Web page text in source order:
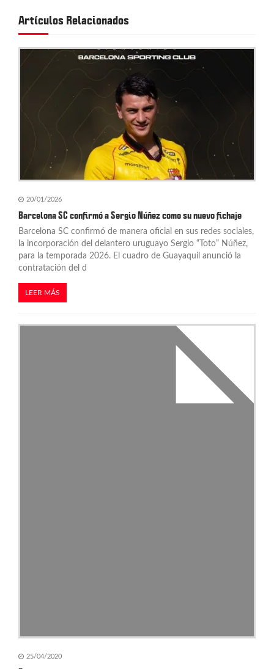
i
ó
t
r
a
d
a
Artículos Relacionados
20/01/2026
Barcelona SC confirmó a Sergio Núñez como su nuevo fichaje
Barcelona SC confirmó de manera oficial en sus redes sociales,
la incorporación del delantero uruguayo Sergio “Toto” Núñez,
para la temporada 2026. El cuadro de Guayaquil anunció la
contratación del d
LEER MÁS
25/04/2020